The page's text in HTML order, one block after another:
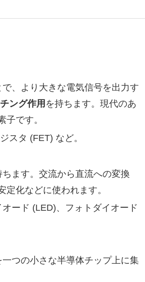
、より大きな電気信号を出力す
ング作用 を持ちます。現代のあ
子です。
スタ (FET) など。
ます。交流から直流への変換
定化などに使われます。
ード (LED)、フォトダイオード
つの小さな半導体チップ上に集